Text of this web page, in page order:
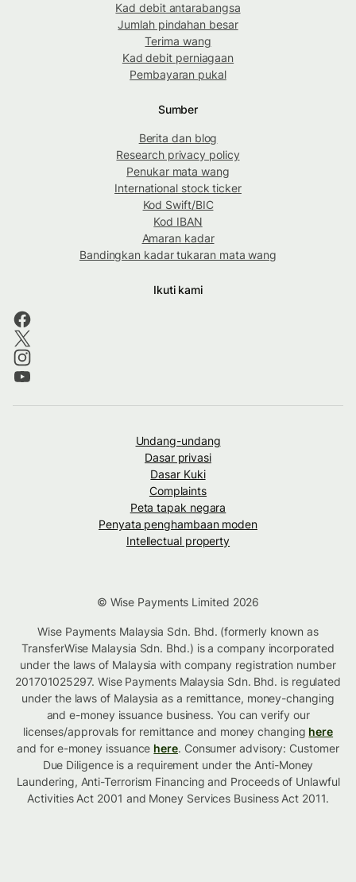
Kad debit antarabangsa
Jumlah pindahan besar
Terima wang
Kad debit perniagaan
Pembayaran pukal
Sumber
Berita dan blog
Research privacy policy
Penukar mata wang
International stock ticker
Kod Swift/BIC
Kod IBAN
Amaran kadar
Bandingkan kadar tukaran mata wang
Ikuti kami
Undang-undang
Dasar privasi
Dasar Kuki
Complaints
Peta tapak negara
Penyata penghambaan moden
Intellectual property
© Wise Payments Limited 2026
Wise Payments Malaysia Sdn. Bhd. (formerly known as
TransferWise Malaysia Sdn. Bhd.) is a company incorporated
under the laws of Malaysia with company registration number
201701025297. Wise Payments Malaysia Sdn. Bhd. is regulated
under the laws of Malaysia as a remittance, money-changing
and e-money issuance business. You can verify our
licenses/approvals for remittance and money changing here
and for e-money issuance here. Consumer advisory: Customer
Due Diligence is a requirement under the Anti-Money
Laundering, Anti-Terrorism Financing and Proceeds of Unlawful
Activities Act 2001 and Money Services Business Act 2011.